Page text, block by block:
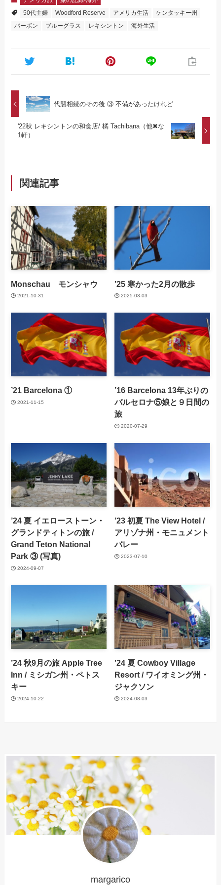
50代主婦
Woodford Reserve アメリカ生活
ケンタッキー州
バーボン
ブルーグラス レキシントン 海外生活
代襲相続のその後 ③ 不備があったけれど
'22秋 レキシントンの和食店/ 橘 Tachibana（他✖な
1軒）
関連記事
Monschau モンシャウ
2021-10-31
’25 寒かった2月の散歩
2025-03-03
’21 Barcelona ①
2021-11-15
’16 Barcelona 13年ぶりの
バルセロナ⑤娘と９日間の
旅
2020-07-29
’24 夏 イエローストーン・
グランドティトンの旅 /
Grand Teton National
Park ③ (写真)
2024-09-07
’23 初夏 The View Hotel /
アリゾナ州・モニュメント
バレー
2023-07-10
’24 秋9月の旅 Apple Tree
Inn / ミシガン州・ペトス
キー
2024-10-22
’24 夏 Cowboy Village
Resort / ワイオミング州・
ジャクソン
2024-08-03
margarico